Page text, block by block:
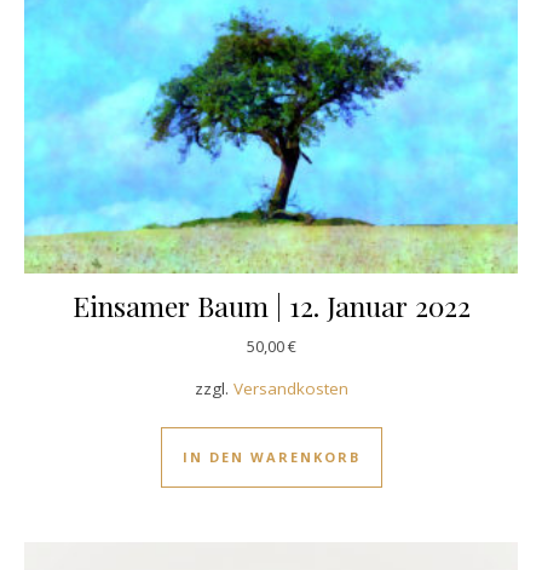
Einsamer Baum | 12. Januar 2022
50,00€
zzgl. Versandkosten
IN DEN WARENKORB